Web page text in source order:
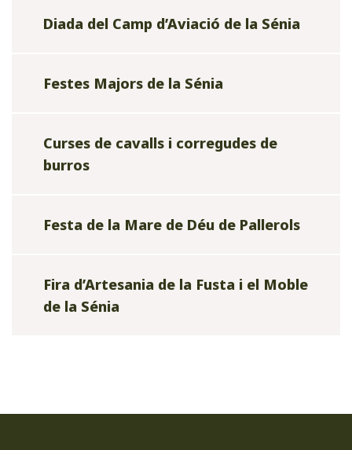
Diada del Camp d’Aviació de la Sénia
Festes Majors de la Sénia
Curses de cavalls i corregudes de
burros
Festa de la Mare de Déu de Pallerols
Fira d’Artesania de la Fusta i el Moble
de la Sénia